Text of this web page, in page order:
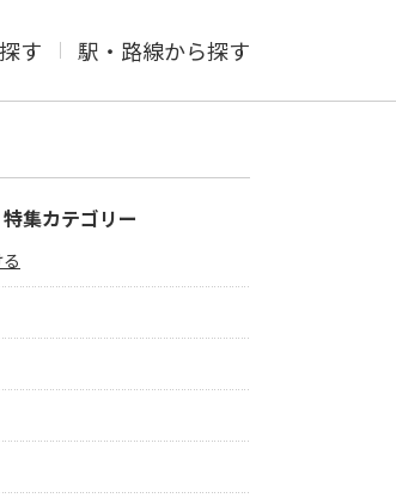
す 駅・路線から探す
特集カテゴリー